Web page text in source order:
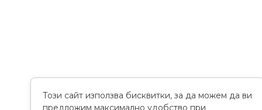
Този сайт използва бисквитки, за да можем да ви
предложим максимално удобство при